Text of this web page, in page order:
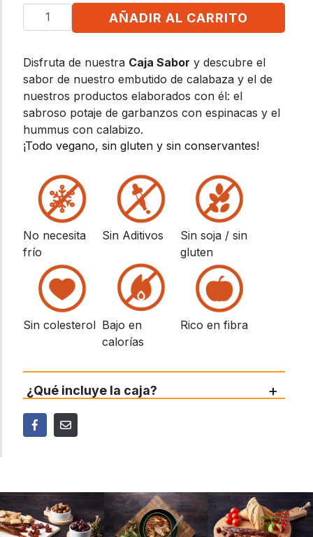
AÑADIR AL CARRITO
Disfruta de nuestra Caja Sabor y descubre el
sabor de nuestro embutido de calabaza y el de
nuestros productos elaborados con él: el
sabroso potaje de garbanzos con espinacas y el
hummus con calabizo.
¡Todo vegano, sin gluten y sin conservantes!
No necesita
frío
Sin Aditivos
Sin soja / sin
gluten
Sin colesterol Bajo en
calorías
Rico en fibra
¿Qué incluye la caja? +